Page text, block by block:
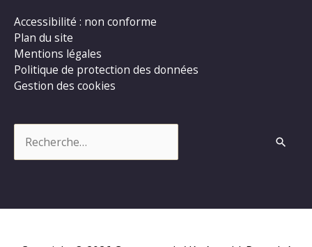
Accessibilité : non conforme
Plan du site
Mentions légales
Politique de protection des données
Gestion des cookies